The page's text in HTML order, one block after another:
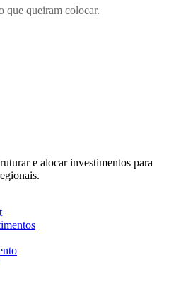
que queiram colocar.
​e alocar investimentos para